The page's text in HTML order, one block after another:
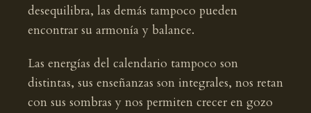
desequilibra, las demás tampoco pueden
encontrar su armonía y balance.
Las energías del calendario tampoco son
distintas, sus enseñanzas son integrales, nos retan
con sus sombras y nos permiten crecer en gozo